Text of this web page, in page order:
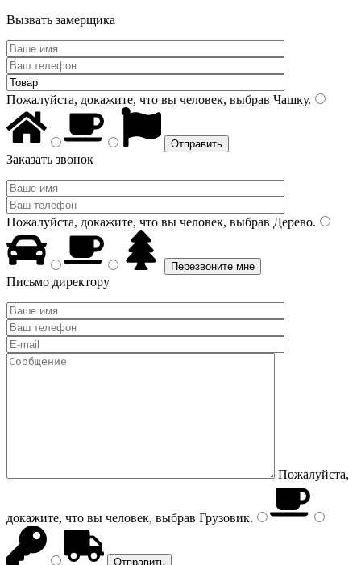
Вызвать замерщика
Пожалуйста, докажите, что вы человек, выбрав Чашку.
Заказать звонок
Пожалуйста, докажите, что вы человек, выбрав Дерево.
Письмо директору
Пожалуйста,
докажите, что вы человек, выбрав Грузовик.